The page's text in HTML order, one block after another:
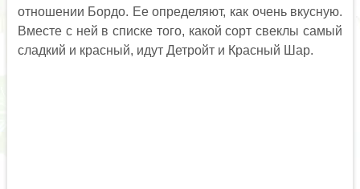
отношении Бордо. Ее определяют, как очень вкусную.
Вместе с ней в списке того, какой сорт свеклы самый
сладкий и красный, идут Детройт и Красный Шар.